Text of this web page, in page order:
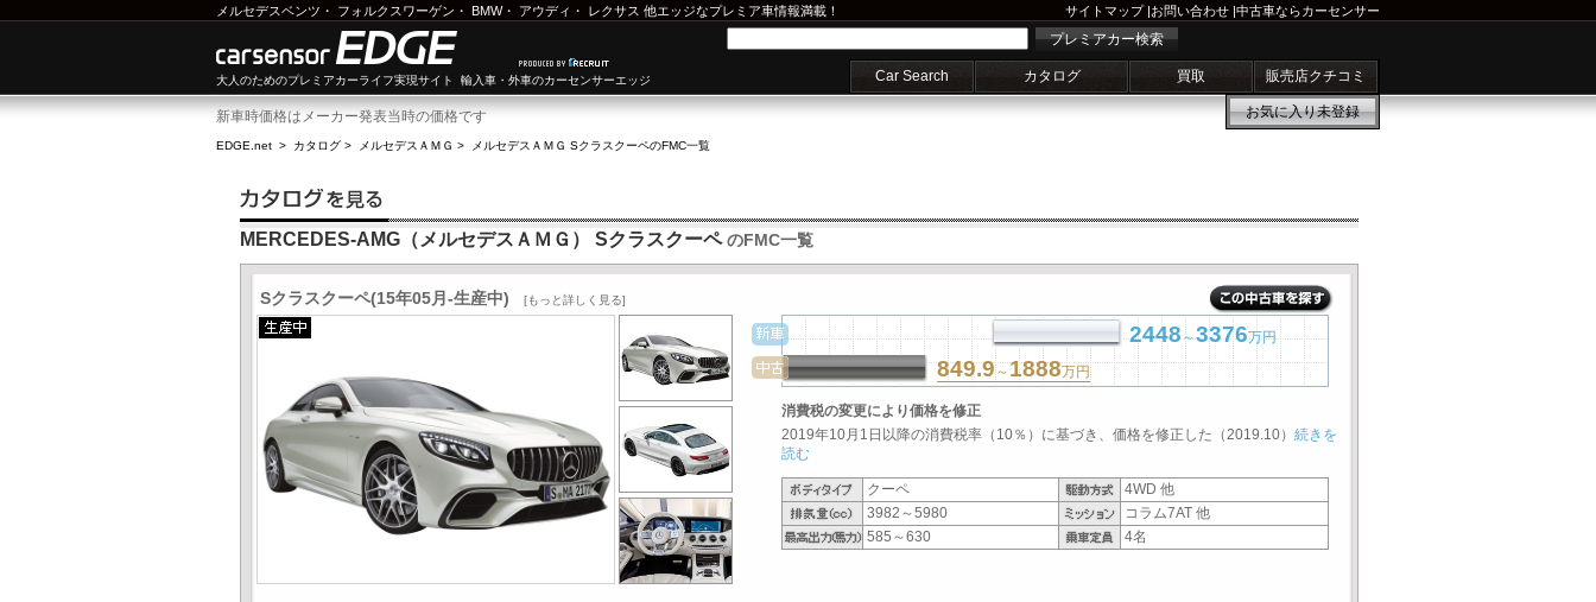
メルセデスベンツ ・ フォルクスワーゲン ・ BMW・ アウディ ・ レクサス 他エッジなプレミア車情報満載！ サイトマップ|お問い合わせ |中古車ならカーセンサー
大人のためのプレミアカーライフ実現サイト 輸入車・外車のカーセンサーエッジ
プレミアカー検索
Car Search カタログ 買取 販売店クチコミ
お気に入り未登録
新車時価格はメーカー発表当時の価格です
EDGE.net > カタログ > メルセデスＡＭＧ > メルセデスＡＭＧ SクラスクーペのFMC一覧
MERCEDES-AMG（メルセデスＡＭＧ） SクラスクーペのFMC一覧
Sクラスクーペ(15年05月-生産中) [もっと詳しく見る]
2448～3376万円
849.9～1888万円
消費税の変更により価格を修正
2019年10月1日以降の消費税率（10％）に基づき、価格を修正した（2019.10） 続きを
読む
クーペ
4WD 他
3982～5980
コラム7AT 他
585～630
4名